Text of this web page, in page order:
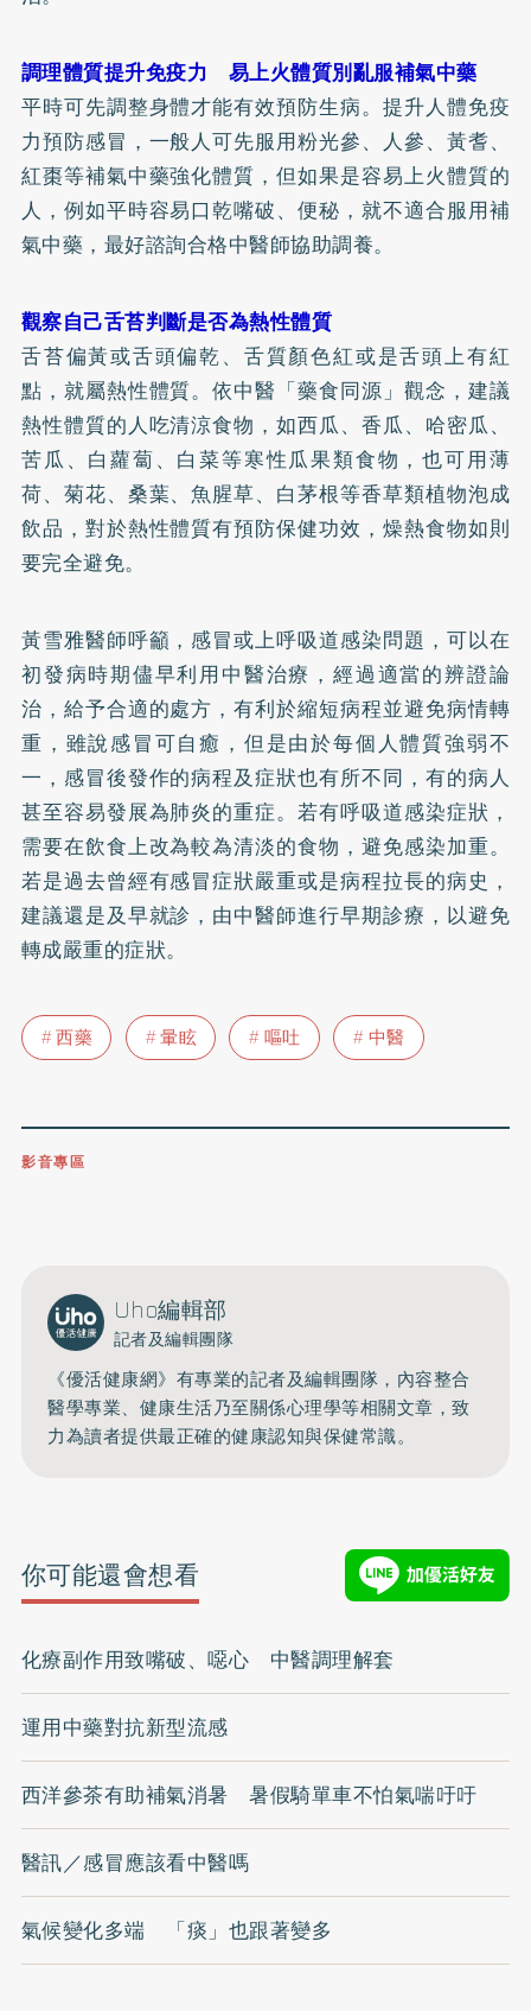
調理體質提升免疫力 易上火體質別亂服補氣中藥
平時可先調整身體才能有效預防生病。提升人體免疫
力預防感冒，一般人可先服用粉光參、人參、黃耆、
紅棗等補氣中藥強化體質，但如果是容易上火體質的
人，例如平時容易口乾嘴破、便秘，就不適合服用補
氣中藥，最好諮詢合格中醫師協助調養。
觀察自己舌苔判斷是否為熱性體質
舌苔偏黃或舌頭偏乾、舌質顏色紅或是舌頭上有紅
點，就屬熱性體質。依中醫「藥食同源」觀念，建議
熱性體質的人吃清涼食物，如西瓜、香瓜、哈密瓜、
苦瓜、白蘿蔔、白菜等寒性瓜果類食物，也可用薄
荷、菊花、桑葉、魚腥草、白茅根等香草類植物泡成
飲品，對於熱性體質有預防保健功效，燥熱食物如則
要完全避免。
黃雪雅醫師呼籲，感冒或上呼吸道感染問題，可以在
初發病時期儘早利用中醫治療，經過適當的辨證論
治，給予合適的處方，有利於縮短病程並避免病情轉
重，雖說感冒可自癒，但是由於每個人體質強弱不
一，感冒後發作的病程及症狀也有所不同，有的病人
甚至容易發展為肺炎的重症。若有呼吸道感染症狀，
需要在飲食上改為較為清淡的食物，避免感染加重。
若是過去曾經有感冒症狀嚴重或是病程拉長的病史，
建議還是及早就診，由中醫師進行早期診療，以避免
轉成嚴重的症狀。
西藥 暈眩 嘔吐 中醫
影音專區
Uho編輯部
記者及編輯團隊
《優活健康網》有專業的記者及編輯團隊，內容整合
醫學專業、健康生活乃至關係心理學等相關文章，致
力為讀者提供最正確的健康認知與保健常識。
你可能還會想看
化療副作用致嘴破、噁心 中醫調理解套
運用中藥對抗新型流感
西洋參茶有助補氣消暑 暑假騎單車不怕氣喘吁吁
醫訊／感冒應該看中醫嗎
氣候變化多端 「痰」也跟著變多